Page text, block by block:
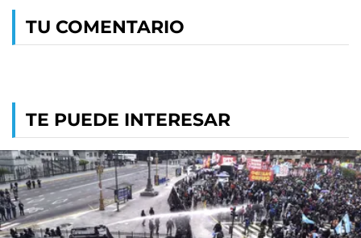
TU COMENTARIO
TE PUEDE INTERESAR